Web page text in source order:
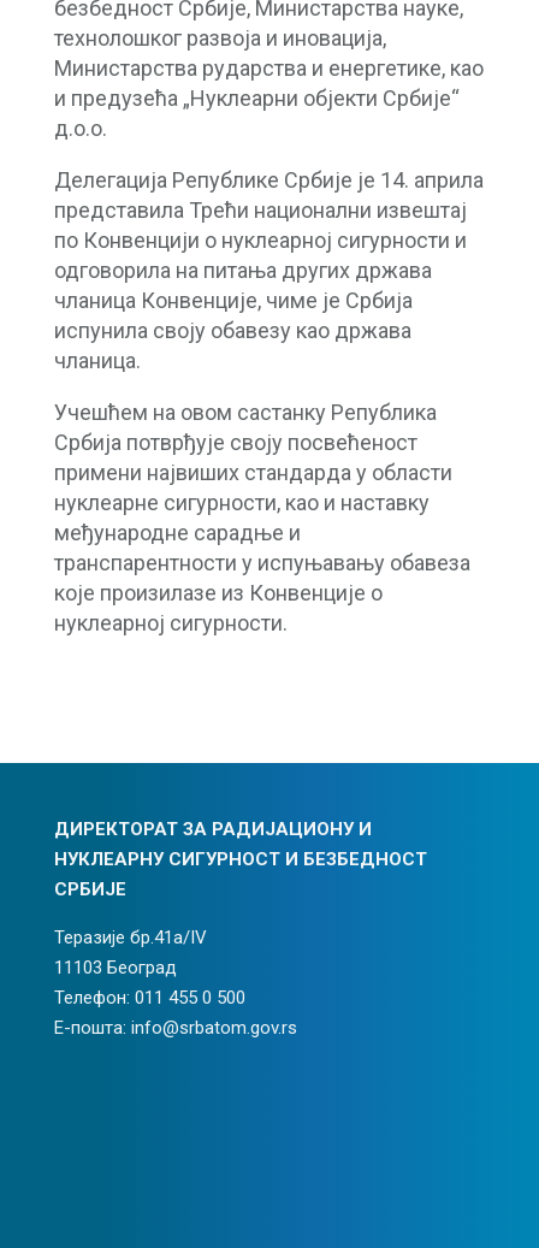
безбедност Србије, Министарства науке,
технолошког развоја и иновација,
Министарства рударства и енергетике, као
и предузећа „Нуклеарни објекти Србије“
д.о.о.
Делегација Републике Србије је 14. априла
представила Трећи национални извештај
по Конвенцији о нуклеарној сигурности и
одговорила на питања других држава
чланица Конвенције, чиме је Србија
испунила своју обавезу као држава
чланица.
Учешћем на овом састанку Република
Србија потврђује своју посвећеност
примени највиших стандарда у области
нуклеарне сигурности, као и наставку
међународне сарадње и
транспарентности у испуњавању обавеза
које произилазе из Конвенције о
нуклеарној сигурности.
ДИРЕКТОРАТ ЗА РАДИЈАЦИОНУ И
НУКЛЕАРНУ СИГУРНОСТ И БЕЗБЕДНОСТ
СРБИЈЕ
Теразије бр.41а/IV
11103 Београд
Телефон: 011 455 0 500
Е-пошта: info@srbatom.gov.rs